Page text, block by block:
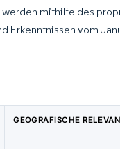
mithilfe des
Erkenntnissen vom
GEOGRAFISCHE